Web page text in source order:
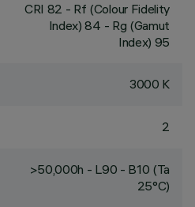
CRI 82 - Rf (Colour Fidelity
Index) 84 - Rg (Gamut
Index) 95
3000 K
2
>50,000h - L90 - B10 (Ta
25°C)